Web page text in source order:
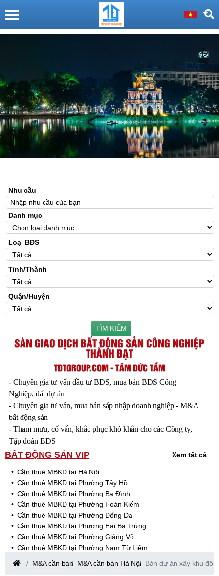
Nhu cầu
Danh mục
Loại BĐS
Tỉnh/Thành
Quận/Huyện
TÌM KIẾM
SÀN GIAO DỊCH BẤT ĐỘNG SẢN CÔNG NGHIỆP
THÀNH ĐẠT
TĐTGROUP.COM - TÂM ĐỨC TẦM
- Chuyên gia tư vấn đầu tư BĐS, mua bán BĐS Công
Nghiệp, đất dự án
- Chuyên gia tư vấn, mua bán sáp nhập doanh nghiệp - M&A
bất động sản
- Tham mưu, cố vấn, khắc phục khó khắn cho các Công ty,
Tập đoàn BĐS
BẤT ĐỘNG SẢN VIP Xem tất cả
Cần thuê MBKD tại Hà Nội
Cần thuê MBKD tại Phường Tây Hồ
Cần thuê MBKD tại Phường Ba Đình
Cần thuê MBKD tại Phường Hoàn Kiếm
Cần thuê MBKD tại Phường Đống Đa
Cần thuê MBKD tại Phường Hai Bà Trưng
Cần thuê MBKD tại Phường Giảng Võ
Cần thuê MBKD tại Phường Nam Từ Liêm
Cần thuê MBKD tại Phường Cầu Giấy
Cần thuê MBKD tại Phường Thanh Xuân
M&A cần bán M&A cần bán Hà Nội Bán dự án xây khu đô